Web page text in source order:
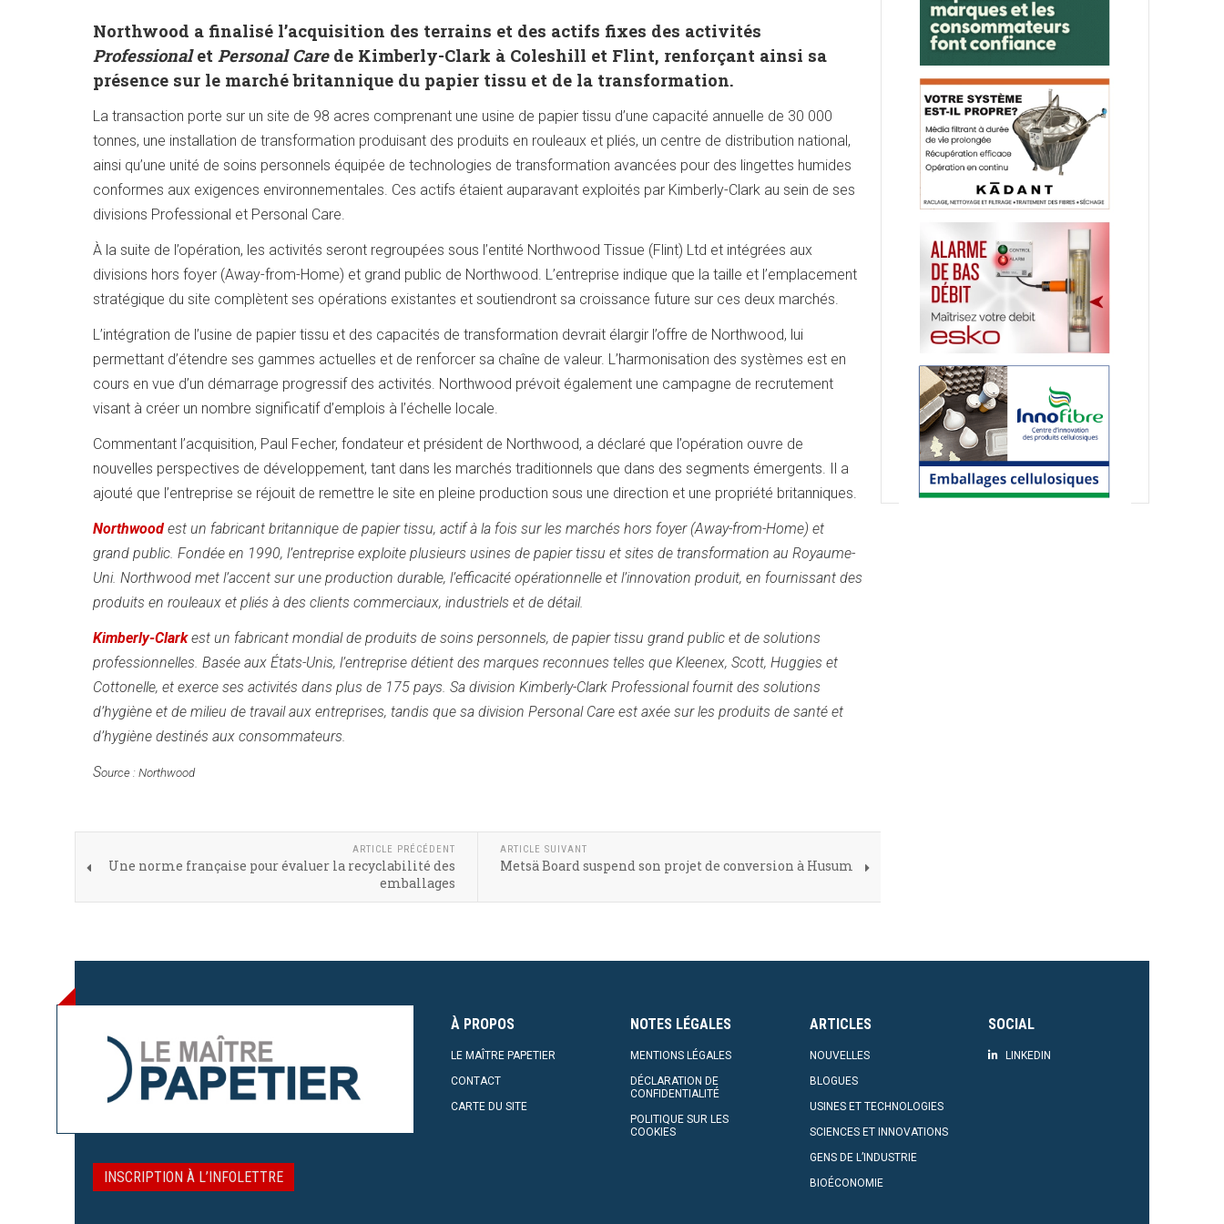
Northwood a finalisé l’acquisition des terrains et des actifs fixes des activités
Professionalet Personal Carede Kimberly-Clark à Coleshill et Flint, renforçant ainsi sa
présence sur le marché britannique du papier tissu et de la transformation.
La transaction porte sur un site de 98 acres comprenant une usine de papier tissu d’une capacité annuelle de 30 000
tonnes, une installation de transformation produisant des produits en rouleaux et pliés, un centre de distribution national,
ainsi qu’une unité de soins personnels équipée de technologies de transformation avancées pour des lingettes humides
conformes aux exigences environnementales. Ces actifs étaient auparavant exploités par Kimberly-Clark au sein de ses
divisions Professional et Personal Care.
À la suite de l’opération, les activités seront regroupées sous l’entité Northwood Tissue (Flint) Ltd et intégrées aux
divisions hors foyer (Away-from-Home) et grand public de Northwood. L’entreprise indique que la taille et l’emplacement
stratégique du site complètent ses opérations existantes et soutiendront sa croissance future sur ces deux marchés.
L’intégration de l’usine de papier tissu et des capacités de transformation devrait élargir l’offre de Northwood, lui
permettant d’étendre ses gammes actuelles et de renforcer sa chaîne de valeur. L’harmonisation des systèmes est en
cours en vue d’un démarrage progressif des activités. Northwood prévoit également une campagne de recrutement
visant à créer un nombre significatif d’emplois à l’échelle locale.
Commentant l’acquisition, Paul Fecher, fondateur et président de Northwood, a déclaré que l’opération ouvre de
nouvelles perspectives de développement, tant dans les marchés traditionnels que dans des segments émergents. Il a
ajouté que l’entreprise se réjouit de remettre le site en pleine production sous une direction et une propriété britanniques.
Northwood est un fabricant britannique de papier tissu, actif à la fois sur les marchés hors foyer (Away-from-Home) et
grand public. Fondée en 1990, l’entreprise exploite plusieurs usines de papier tissu et sites de transformation au Royaume-
Uni. Northwood met l’accent sur une production durable, l’efficacité opérationnelle et l’innovation produit, en fournissant des
produits en rouleaux et pliés à des clients commerciaux, industriels et de détail.
Kimberly-Clarkest un fabricant mondial de produits de soins personnels, de papier tissu grand public et de solutions
professionnelles. Basée aux États-Unis, l’entreprise détient des marques reconnues telles que Kleenex, Scott, Huggies et
Cottonelle, et exerce ses activités dans plus de 175 pays. Sa division Kimberly-Clark Professional fournit des solutions
d’hygiène et de milieu de travail aux entreprises, tandis que sa division Personal Care est axée sur les produits de santé et
d’hygiène destinés aux consommateurs.
Source : Northwood
ARTICLE PRÉCÉDENT
Une norme française pour évaluer la recyclabilité des
emballages
ARTICLE SUIVANT
Metsä Board suspend son projet de conversion à Husum
INSCRIPTION À L’INFOLETTRE
À PROPOS
LE MAÎTRE PAPETIER
CONTACT
CARTE DU SITE
NOTES LÉGALES
MENTIONS LÉGALES
DÉCLARATION DE
CONFIDENTIALITÉ
POLITIQUE SUR LES
COOKIES
ARTICLES
NOUVELLES
BLOGUES
USINES ET TECHNOLOGIES
SCIENCES ET INNOVATIONS
GENS DE L’INDUSTRIE
BIOÉCONOMIE
SOCIAL
LINKEDIN